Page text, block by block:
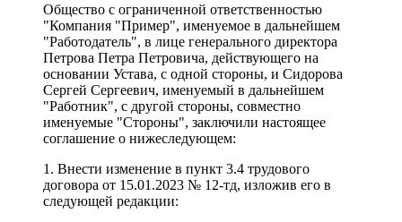
Общество с ограниченной ответственностью
"Компания "Пример", именуемое в дальнейшем
"Работодатель", в лице генерального директора
Петрова Петра Петровича, действующего на
основании Устава, с одной стороны, и Сидорова
Сергей Сергеевич, именуемый в дальнейшем
"Работник", с другой стороны, совместно
именуемые "Стороны", заключили настоящее
соглашение о нижеследующем:
1. Внести изменение в пункт 3.4 трудового
договора от 15.01.2023 № 12-тд, изложив его в
следующей редакции: